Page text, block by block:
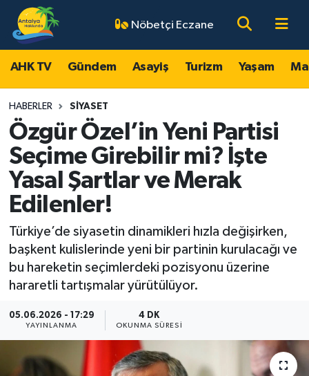
Nöbetçi Eczane
AHK TV Gündem Asayiş Turizm Yaşam
HABERLER SIYASET
Özgür Özel’in Yeni Partisi
Seçime Girebilir mi? İşte
Yasal Şartlar ve Merak
Edilenler!
Türkiye’de siyasetin dinamikleri hızla değişirken,
başkent kulislerinde yeni bir partinin kurulacağı ve
bu hareketin seçimlerdeki pozisyonu üzerine
hararetli tartışmalar yürütülüyor.
05.06.2026 - 17:29
YAYINLANMA
4 DK
OKUNMA SÜRESI
AHK TV
Gündem
Asayiş
Turizm
Yaşam
Magazin
Ekonomi
Resmi Reklamlar
Antalya Nöbetçi Eczaneler
Antalya Hava Durumu
Antalya Namaz Vakitleri
Antalya Trafik Yoğunluk Haritası
Süper Lig Puan Durumu ve Fikstür
Tüm Manşetler
Son Dakika Haberleri